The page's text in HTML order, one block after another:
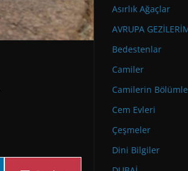
Asırlık Ağaçlar
AVRUPA
Bedestenlar
Camiler
Camilerin
Cem Evleri
Çeşmeler
Dini Bilgiler